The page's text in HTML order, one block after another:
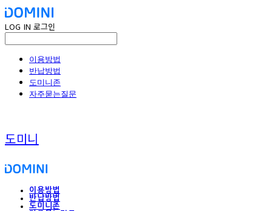
LOG IN 로그인
이용방법
반납방법
도미니존
자주묻는질문
도미니
이용방법
반납방법
도미니존